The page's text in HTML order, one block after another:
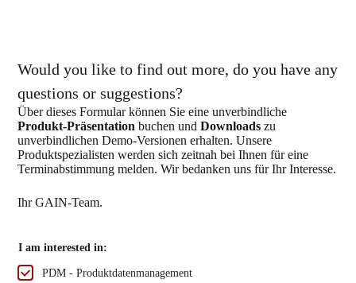
Would you like to find out more, do you have any
questions or suggestions?
Über dieses Formular können Sie eine unverbindliche
Produkt-Präsentation buchen undDownloadszu
unverbindlichen Demo-Versionen erhalten. Unsere
Produktspezialisten werden sich zeitnah bei Ihnen für eine
Terminabstimmung melden. Wir bedanken uns für Ihr Interesse.
Ihr GAIN-Team.
e
s
c
I am interested in:
PDM - Produktdatenmanagement